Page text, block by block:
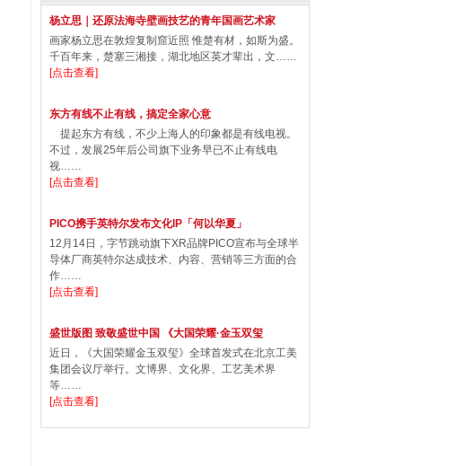
杨立思｜还原法海寺壁画技艺的青年国画艺术家
画家杨立思在敦煌复制窟近照 惟楚有材，如斯为盛。
千百年来，楚塞三湘接，湖北地区英才辈出，文……
[点击查看]
东方有线不止有线，搞定全家心意
提起东方有线，不少上海人的印象都是有线电视。
不过，发展25年后公司旗下业务早已不止有线电
视……
[点击查看]
PICO携手英特尔发布文化IP「何以华夏」
12月14日，字节跳动旗下XR品牌PICO宣布与全球半
导体厂商英特尔达成技术、内容、营销等三方面的合
作……
[点击查看]
盛世版图 致敬盛世中国 《大国荣耀·金玉双玺
近日，《大国荣耀金玉双玺》全球首发式在北京工美
集团会议厅举行。文博界、文化界、工艺美术界
等……
[点击查看]